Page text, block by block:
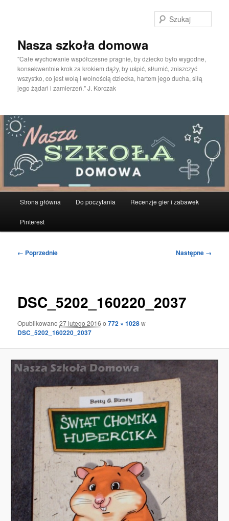
Nasza szkoła domowa
"Całe wychowanie współczesne pragnie, by dziecko było wygodne,
konsekwentnie krok za krokiem dąży, by uśpić, stłumić, zniszczyć
wszystko, co jest wolą i wolnością dziecka, hartem jego ducha, siłą
jego żądań i zamierzeń." J. Korczak
Strona główna Do poczytania Recenzje gier i zabawek
Pinterest
Nawigacja
← Poprzednie Następne →
DSC_5202_160220_2037
Opublikowano27 lutego 2016 o772 × 1028w
DSC_5202_160220_2037